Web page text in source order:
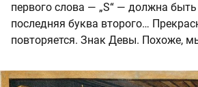
первого слова — „S“ — должна быть
последняя буква второго…
повторяется. Знак Девы. Похоже,